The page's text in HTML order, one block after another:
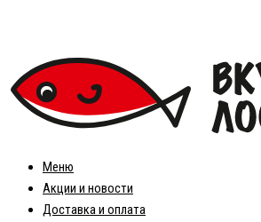
Меню
Акции и новости
Доставка и оплата